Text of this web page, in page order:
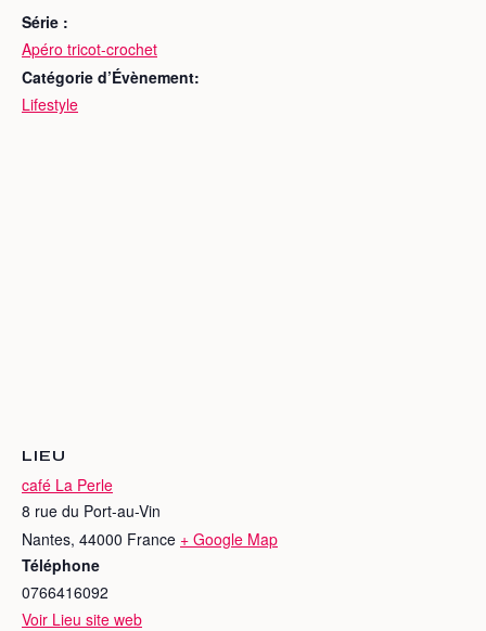
Série :
Apéro tricot-crochet
Catégorie d’Évènement:
Lifestyle
LIEU
café La Perle
8 rue du Port-au-Vin
Nantes, 44000 France + Google Map
Téléphone
0766416092
Voir Lieu site web